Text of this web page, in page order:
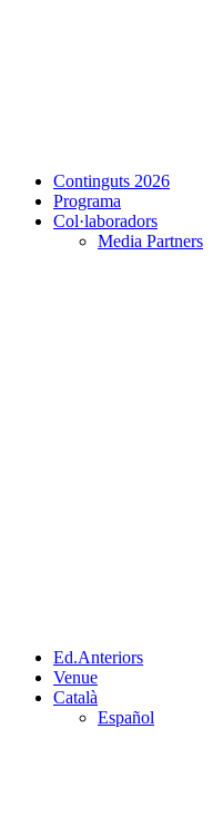
Continguts 2026
Programa
Col·laboradors
Media Partners
Ed.Anteriors
Venue
Català
Español